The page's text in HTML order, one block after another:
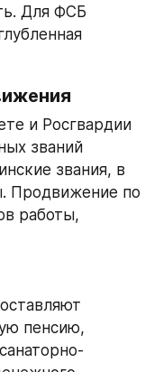
Для ФСБ
и Росгвардии
званий
звания, в
Продвижение по
работы,
пенсию,